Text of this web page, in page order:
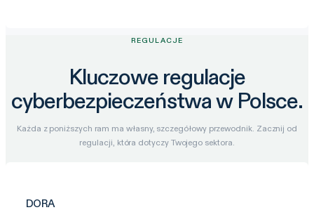
REGULACJE
Kluczowe regulacje
cyberbezpieczeństwa w Polsce.
Każda z poniższych ram ma własny, szczegółowy przewodnik. Zacznij od
regulacji, która dotyczy Twojego sektora.
DORA